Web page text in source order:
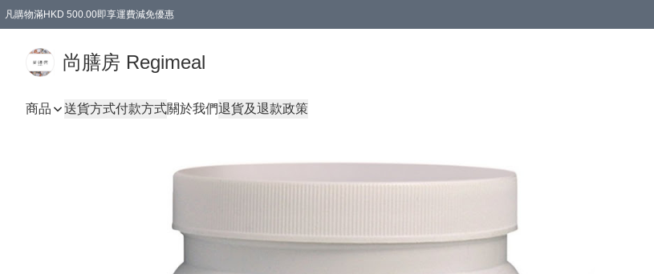
凡購物滿HKD 500.00即享運費減免優惠
尚膳房 Regimeal
商品 送貨方式付款方式關於我們退貨及退款政策